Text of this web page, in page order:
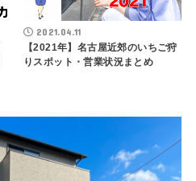
2021.04.11
【2021年】名古屋近郊のいちご狩
りスポット・営業状況まとめ